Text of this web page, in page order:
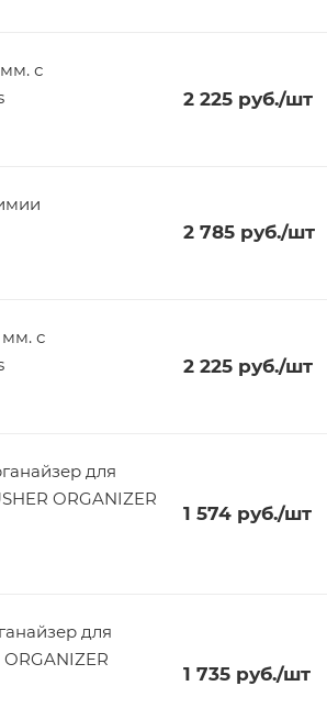
с
2 225руб./шт
2 785руб./шт
мм. с
2 225руб./шт
для
1 574руб./шт
для
1 735руб./шт